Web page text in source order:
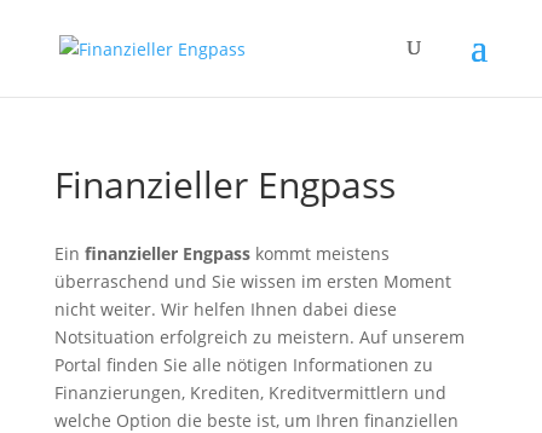
Finanzieller Engpass
Ein finanzieller Engpasskommt meistens
überraschend und Sie wissen im ersten Moment
nicht weiter. Wir helfen Ihnen dabei diese
Notsituation erfolgreich zu meistern. Auf unserem
Portal finden Sie alle nötigen Informationen zu
Finanzierungen, Krediten, Kreditvermittlern und
welche Option die beste ist, um Ihren finanziellen